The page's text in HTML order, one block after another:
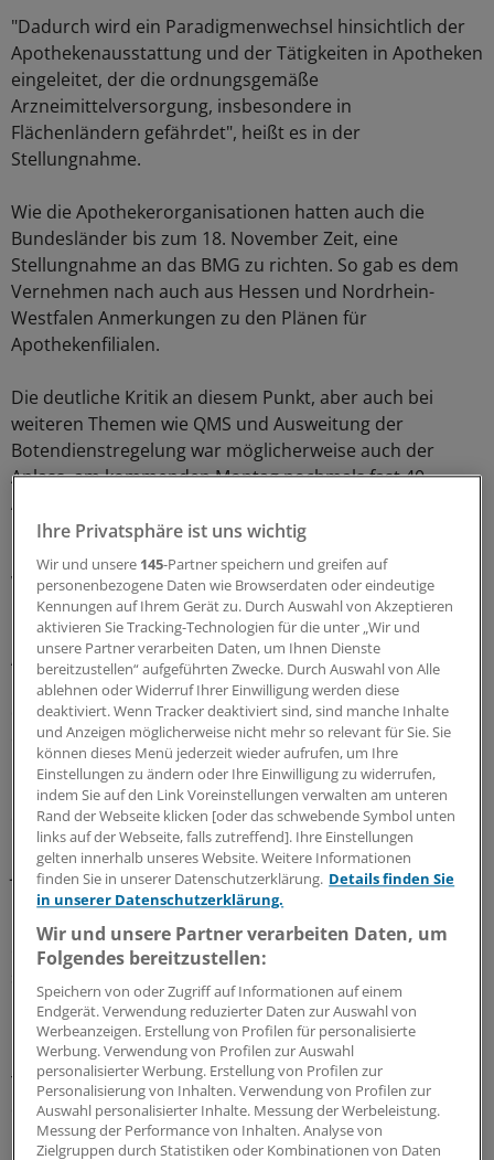
"Dadurch wird ein Paradigmenwechsel hinsichtlich der
Apothekenausstattung und der Tätigkeiten in Apotheken
eingeleitet, der die ordnungsgemäße
Arzneimittelversorgung, insbesondere in
Flächenländern gefährdet", heißt es in der
Stellungnahme.
Wie die Apothekerorganisationen hatten auch die
Bundesländer bis zum 18. November Zeit, eine
Stellungnahme an das BMG zu richten. So gab es dem
Vernehmen nach auch aus Hessen und Nordrhein-
Westfalen Anmerkungen zu den Plänen für
Apothekenfilialen.
Die deutliche Kritik an diesem Punkt, aber auch bei
weiteren Themen wie QMS und Ausweitung der
Botendienstregelung war möglicherweise auch der
Anlass, am kommenden Montag nochmals fast 40
Apothekerverbände zu einer weiteren Gesprächsrunde
ins Bundesgesundheitsministerium einzuladen.
Wunder Punkt Filialen
"Es gibt noch Klärungsbedarf bei der Novellierung der
Apothekenbetriebsordnung", bestätige ein Sprecher des
Ministeriums. Welche Bereitschaft für Änderungen am
derzeitigen Entwurf allerdings vorhanden ist, ließ er
offen.
"Es gibt nach diesem Treffen hoffentlich noch den ein
oder anderen Punkt, der revidiert wird", so der
Geschäftsführer des hessischen Apothekerverbands
Jürgen Schneider im Gespräch mit ApothekerPlus.
Gerade die künftige Gestaltung von Filialbetrieben sei
ein wunder Punkt. "Hier geht es um eine möglicherweise
systemrelevante Änderung", betonte er.
Fraglich sei auch, ob eine Lockerung der
Botendienstregelung letztlich Apotheken nutze. Das
Thema Randsortiment wird aus seiner Sicht im Vergleich
dazu eher ein bisschen hochgespielt.
Ihre Privatsphäre ist uns wichtig
Wir und unsere 145-Partner speichern und greifen auf
personenbezogene Daten wie Browserdaten oder eindeutige
Kennungen auf Ihrem Gerät zu. Durch Auswahl von Akzeptieren
aktivieren Sie Tracking-Technologien für die unter „Wir und
unsere Partner verarbeiten Daten, um Ihnen Dienste
bereitzustellen“ aufgeführten Zwecke. Durch Auswahl von Alle
ablehnen oder Widerruf Ihrer Einwilligung werden diese
deaktiviert. Wenn Tracker deaktiviert sind, sind manche Inhalte
und Anzeigen möglicherweise nicht mehr so relevant für Sie. Sie
können dieses Menü jederzeit wieder aufrufen, um Ihre
Einstellungen zu ändern oder Ihre Einwilligung zu widerrufen,
indem Sie auf den Link Voreinstellungen verwalten am unteren
Rand der Webseite klicken [oder das schwebende Symbol unten
links auf der Webseite, falls zutreffend]. Ihre Einstellungen
gelten innerhalb unseres Website. Weitere Informationen
finden Sie in unserer Datenschutzerklärung. Details finden Sie
in unserer Datenschutzerklärung.
Wir und unsere Partner verarbeiten Daten, um
Folgendes bereitzustellen:
Speichern von oder Zugriff auf Informationen auf einem
Endgerät. Verwendung reduzierter Daten zur Auswahl von
Werbeanzeigen. Erstellung von Profilen für personalisierte
Werbung. Verwendung von Profilen zur Auswahl
personalisierter Werbung. Erstellung von Profilen zur
Personalisierung von Inhalten. Verwendung von Profilen zur
Auswahl personalisierter Inhalte. Messung der Werbeleistung.
Messung der Performance von Inhalten. Analyse von
Zielgruppen durch Statistiken oder Kombinationen von Daten